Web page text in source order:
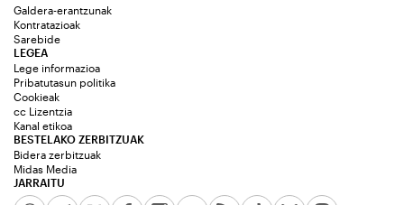
Galdera-erantzunak
Kontratazioak
Sarebide
JARRAITU
LEGEA
Lege informazioa
Pribatutasun politika
Cookieak
cc Lizentzia
Kanal etikoa
BESTELAKO ZERBITZUAK
Bidera zerbitzuak
Midas Media